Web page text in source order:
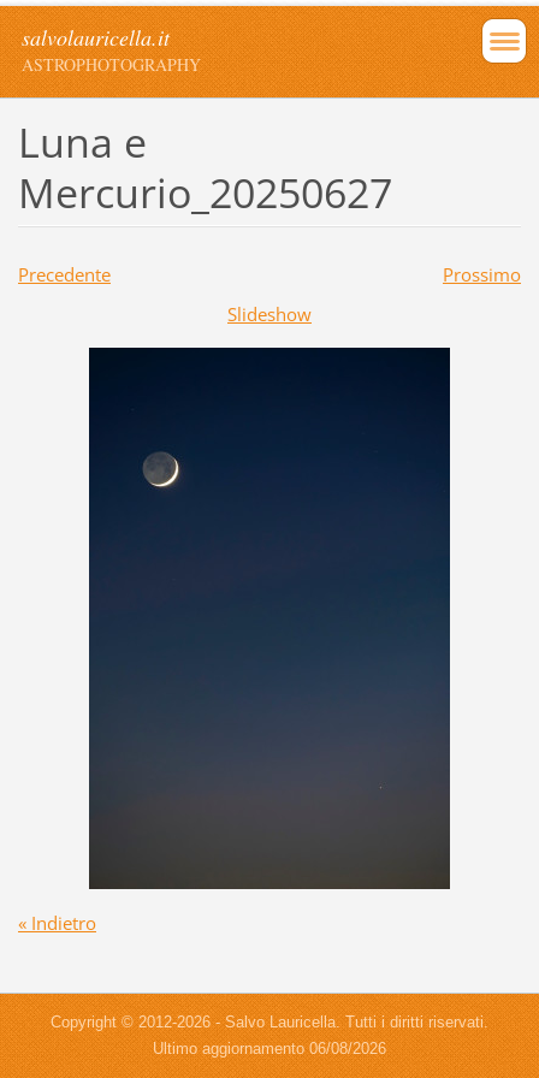
salvolauricella.it
ASTROPHOTOGRAPHY
Luna e
Mercurio_20250627
Precedente
Prossimo
Slideshow
« Indietro
Copyright © 2012-2026 - Salvo Lauricella. Tutti i diritti riservati.
Ultimo aggiornamento 06/08/2026